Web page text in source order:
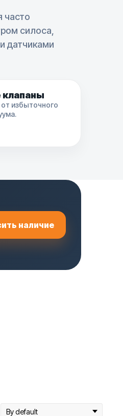
часто
силоса,
датчиками
избыточного
наличие